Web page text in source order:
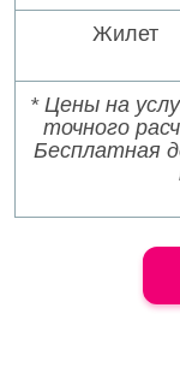
Жилет
* Цены на
точного
Бесплатная